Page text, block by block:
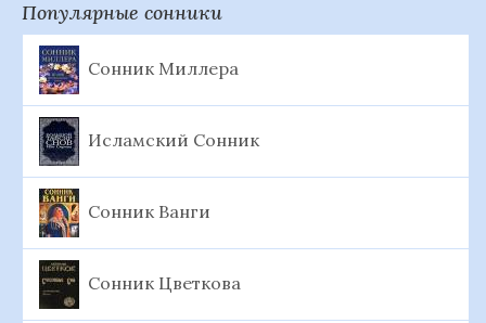
Популярные сонники
Сонник Миллера
Исламский Сонник
Сонник Ванги
Сонник Цветкова